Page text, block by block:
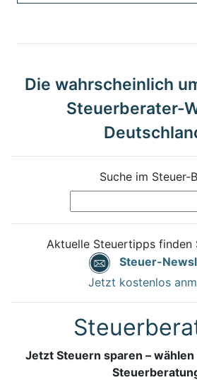
Die wahrscheinlich
Steuerberater-
Suche im Steuer-
Aktuelle Steuertipps finden
Steuer-
Jetzt kostenlos
Jetzt Steuern sparen – wählen